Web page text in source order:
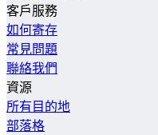
客戶服務
如何寄存
常見問題
聯絡我們
資源
所有目的地
部落格